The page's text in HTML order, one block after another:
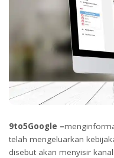
9to5Google –
telah mengeluarkan
disebut akan menyisir